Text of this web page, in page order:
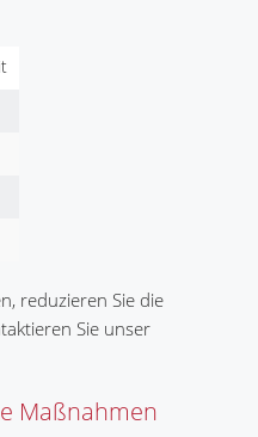
reduzieren Sie die
Sie unser
Maßnahmen